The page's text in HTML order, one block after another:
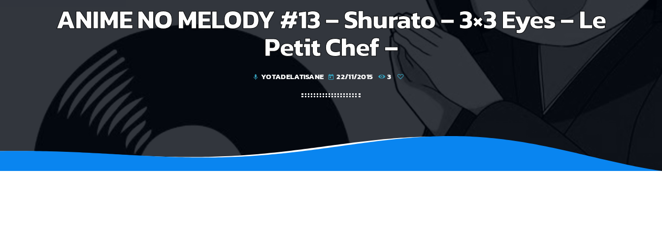
ANIME NO MELODY #13 – Shurato – 3×3 Eyes – Le
Petit Chef –
mic YOTADELATISANE today 22/11/2015 3